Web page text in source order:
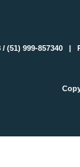
/ (51) 999-857340 |